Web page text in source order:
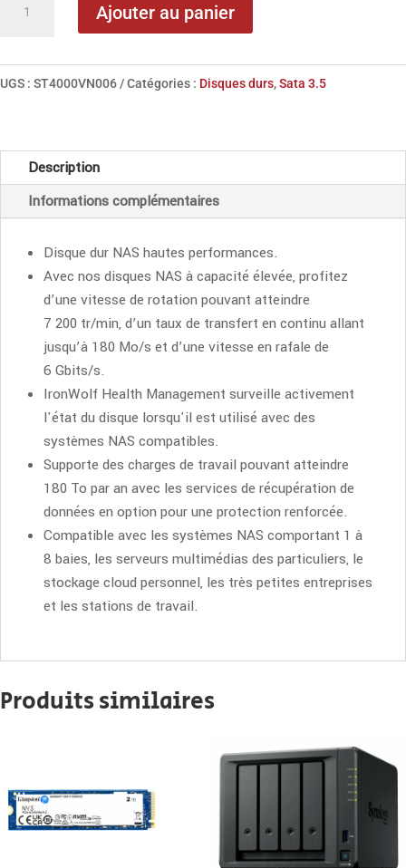
Disque
3,5"
SATA
Ajouter au panier
UGS : ST4000VN006 Catégories : Disques durs,Sata 3.5
Description
Informations complémentaires
Disque dur NAS hautes performances.
Avec nos disques NAS à capacité élevée, profitez
d’une vitesse de rotation pouvant atteindre
7 200 tr/min, d’un taux de transfert en continu allant
jusqu’à 180 Mo/s et d’une vitesse en rafale de
6 Gbits/s.
IronWolf Health Management surveille activement
l'état du disque lorsqu'il est utilisé avec des
systèmes NAS compatibles.
Supporte des charges de travail pouvant atteindre
180 To par an avec les services de récupération de
données en option pour une protection renforcée.
Compatible avec les systèmes NAS comportant 1 à
8 baies, les serveurs multimédias des particuliers, le
stockage cloud personnel, les très petites entreprises
et les stations de travail.
Produits similaires